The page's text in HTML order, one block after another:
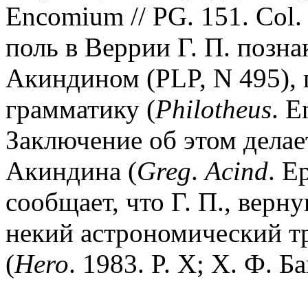
Encomium // PG. 151.
поль в Веррии Г. П.
Акиндином (PLP, N 495),
грамматику (Philotheus.
Заключение об этом
Акиндина (Greg.Acind.
сообщает, что Г. П.,
некий астрономический
(Hero. 1983. P. X; Х. Ф.